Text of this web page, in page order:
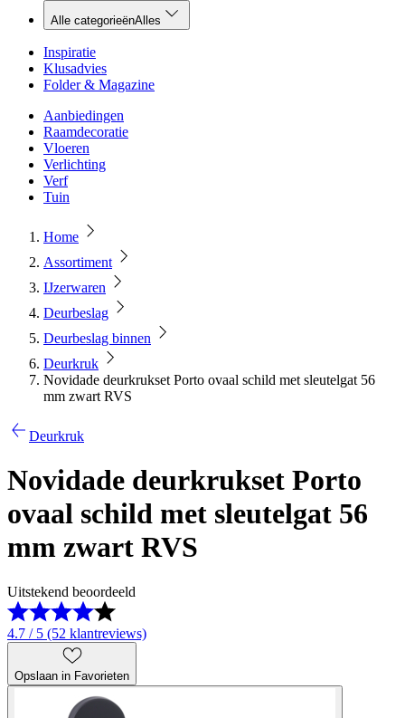
Alle categorieënAlles
Inspiratie
Klusadvies
Folder & Magazine
Aanbiedingen
Raamdecoratie
Vloeren
Verlichting
Verf
Tuin
Home
Assortiment
IJzerwaren
Deurbeslag
Deurbeslag binnen
Deurkruk
Novidade deurkrukset Porto ovaal schild met sleutelgat 56
mm zwart RVS
Deurkruk
Novidade deurkrukset Porto
ovaal schild met sleutelgat 56
mm zwart RVS
Uitstekend beoordeeld
4.7 / 5 (52 klantreviews)
Opslaan in Favorieten